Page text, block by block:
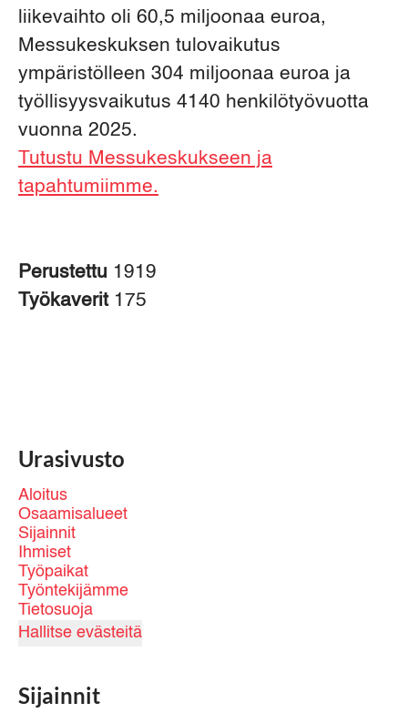
liikevaihto oli 60,5 miljoonaa euroa,
Messukeskuksen tulovaikutus
ympäristölleen 304 miljoonaa euroa ja
työllisyysvaikutus 4140 henkilötyövuotta
vuonna 2025.
Tutustu Messukeskukseen ja
tapahtumiimme.
Perustettu 1919
Työkaverit 175
Urasivusto
Aloitus
Osaamisalueet
Sijainnit
Ihmiset
Työpaikat
Työntekijämme
Tietosuoja
Hallitse evästeitä
Sijainnit